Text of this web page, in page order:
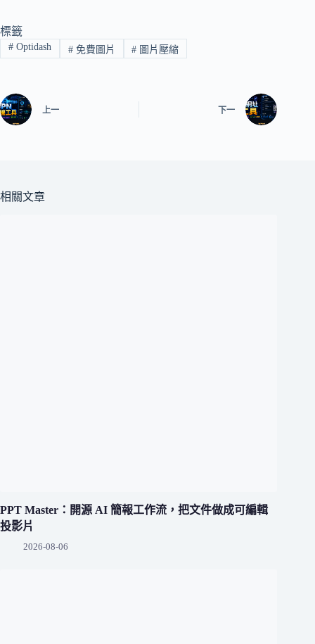
標籤
#Optidash #免費圖片 # 圖片壓縮
上一 下一
相關文章
PPT Master：開源 AI 簡報工作流，把文件做成可編輯
投影片
2026-08-06